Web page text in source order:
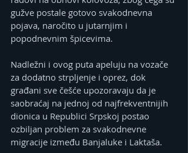
gužve postale gotovo svakodnevna
pojava, naročito u jutarnjim i
popodnevnim špicevima.
Nadležni i ovog puta apeluju na vozače
za dodatno strpljenje i oprez, dok
građani sve češće upozoravaju da je
saobraćaj na jednoj od najfrekventnijih
dionica u Republici Srpskoj postao
ozbiljan problem za svakodnevne
migracije između Banjaluke i Laktaša.